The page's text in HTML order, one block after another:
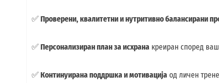
✅Проверени, квалитетни и нутритивно балансирани
✅Персонализиран план за исхрана креиран според
✅Континуирана поддршка и мотивацијаод личен